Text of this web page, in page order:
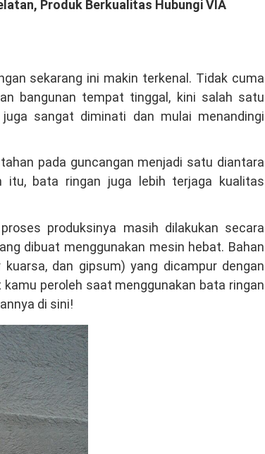
Produk Berkualitas Hubungi VIA
sekarang ini makin terkenal. Tidak cuma
bangunan tempat tinggal, kini salah satu
sangat diminati dan mulai menandingi
pada guncangan menjadi satu diantara
itu, bata ringan juga lebih terjaga kualitas
produksinya masih dilakukan secara
dibuat menggunakan mesin hebat. Bahan
dan gipsum) yang dicampur dengan
peroleh saat menggunakan bata ringan
di sini!